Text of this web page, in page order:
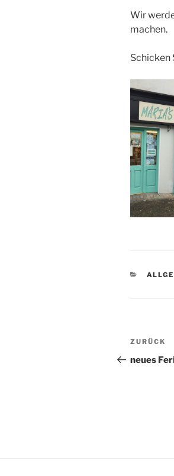
Wir
machen.
Schicken
Vorheriger
Beitrag
ZURÜCK
neues